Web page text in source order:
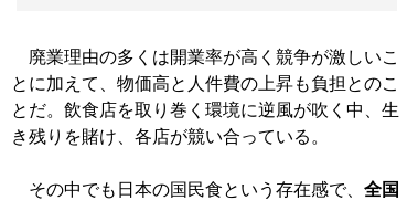
廃業理由の多くは開業率が高く競争が激しいこ
とに加えて、物価高と人件費の上昇も負担とのこ
とだ。飲食店を取り巻く環境に逆風が吹く中、生
き残りを賭け、各店が競い合っている。
その中でも日本の国民食という存在感で、 全国